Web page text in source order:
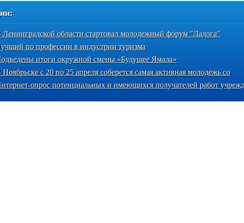
Ленинградской области стартовал молодежный форум "Ладога"
по профессии в индустрии туризма
итоги окружной смены «Будущее Ямала»
Ноябрьске с 20 по 25 апреля соберется самая активная молодежь со
опрос потенциальных и имеющихся получателей работ